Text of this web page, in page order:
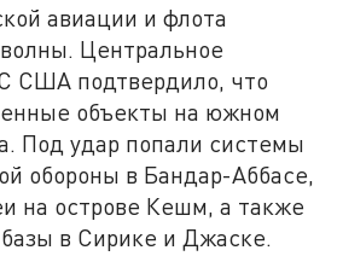
авиации и флота
Центральное
США подтвердило, что
объекты на южном
Под удар попали системы
обороны в Бандар-Аббасе,
на острове Кешм, а также
в Сирике и Джаске.